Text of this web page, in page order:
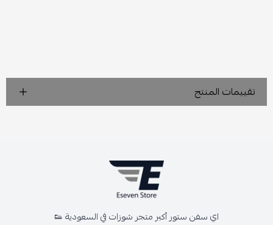
تقييمات المنتج
اي سفن ستور أكبر متجر شوزات في السعودية 👟